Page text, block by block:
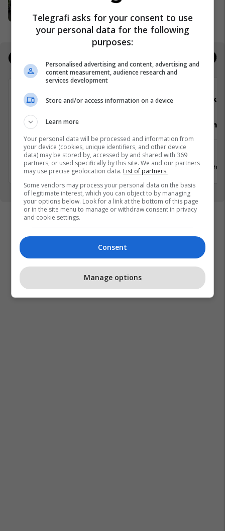
Mega Sport Shop
Mega Sport
Telegrafi
Video Editor (3 pozita)
Prishtinë
20 Korrik 2026
Punëtor në
20 Gusht
Telegrafi asks for your consent to use
your personal data for the following
purposes:
Personalised advertising and content, advertising and
content measurement, audience research and
services development
Store and/or access information on a device
Learn more
Your personal data will be processed and information from
your device (cookies, unique identifiers, and other device
data) may be stored by, accessed by and shared with 369
partners, or used specifically by this site. We and our partners
may use precise geolocation data. List of partners.
Some vendors may process your personal data on the basis
of legitimate interest, which you can object to by managing
your options below. Look for a link at the bottom of this page
or in the site menu to manage or withdraw consent in privacy
and cookie settings.
Consent
Manage options